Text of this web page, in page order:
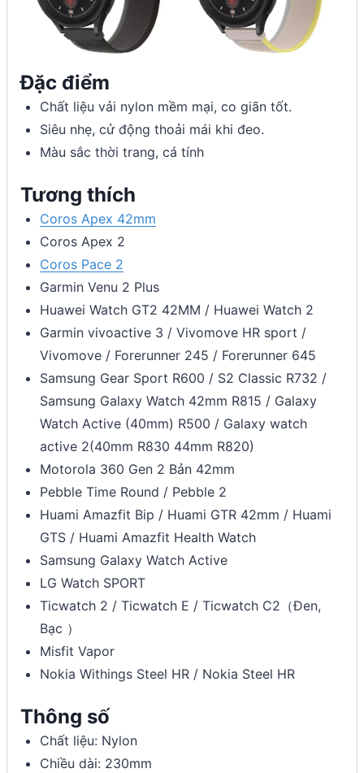
Đặc điểm
Chất liệu vải nylon mềm mại, co giãn tốt.
Siêu nhẹ, cử động thoải mái khi đeo.
Màu sắc thời trang, cá tính
Tương thích
Coros Apex 42mm
Coros Apex 2
Coros Pace 2
Garmin Venu 2 Plus
Huawei Watch GT2 42MM / Huawei Watch 2
Garmin vivoactive 3 / Vivomove HR sport /
Vivomove / Forerunner 245 / Forerunner 645
Samsung Gear Sport R600 / S2 Classic R732 /
Samsung Galaxy Watch 42mm R815 / Galaxy
Watch Active (40mm) R500 / Galaxy watch
active 2(40mm R830 44mm R820)
Motorola 360 Gen 2 Bản 42mm
Pebble Time Round / Pebble 2
Huami Amazfit Bip / Huami GTR 42mm / Huami
GTS / Huami Amazfit Health Watch
Samsung Galaxy Watch Active
LG Watch SPORT
Ticwatch 2 / Ticwatch E / Ticwatch C2（Đen,
Bạc ）
Misfit Vapor
Nokia Withings Steel HR / Nokia Steel HR
Thông số
Chất liệu: Nylon
Chiều dài: 230mm